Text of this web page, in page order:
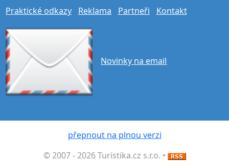
Praktické odkazy
Reklama Partneři Kontakt
Novinky na email
přepnout na plnou verzi
© 2007 - 2026 Turistika.cz s.r.o. •